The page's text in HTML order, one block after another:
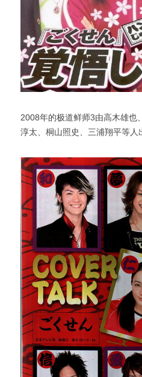
2008年的极道鲜师3由高木雄也
淳太、桐山照史、三浦翔平等人